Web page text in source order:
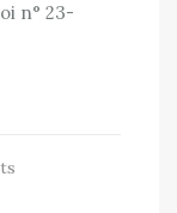
n° 23-